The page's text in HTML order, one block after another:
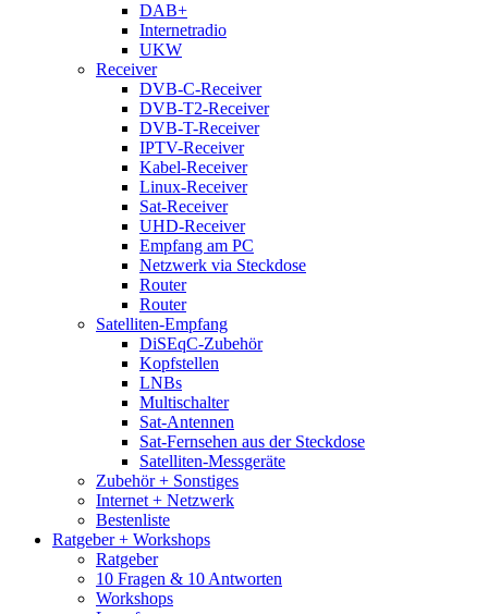
DAB+
Internetradio
UKW
Receiver
DVB-C-Receiver
DVB-T2-Receiver
DVB-T-Receiver
IPTV-Receiver
Kabel-Receiver
Linux-Receiver
Sat-Receiver
UHD-Receiver
Empfang am PC
Netzwerk via Steckdose
Router
Router
Satelliten-Empfang
DiSEqC-Zubehör
Kopfstellen
LNBs
Multischalter
Sat-Antennen
Sat-Fernsehen aus der Steckdose
Satelliten-Messgeräte
Zubehör + Sonstiges
Internet + Netzwerk
Bestenliste
Ratgeber + Workshops
Ratgeber
10 Fragen & 10 Antworten
Workshops